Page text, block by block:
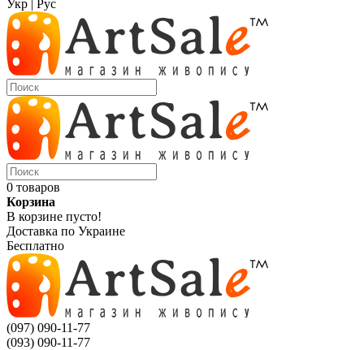
Укр | Рус
0 товаров
Корзина
В корзине пусто!
Доставка по Украине
Бесплатно
(097) 090-11-77
(093) 090-11-77